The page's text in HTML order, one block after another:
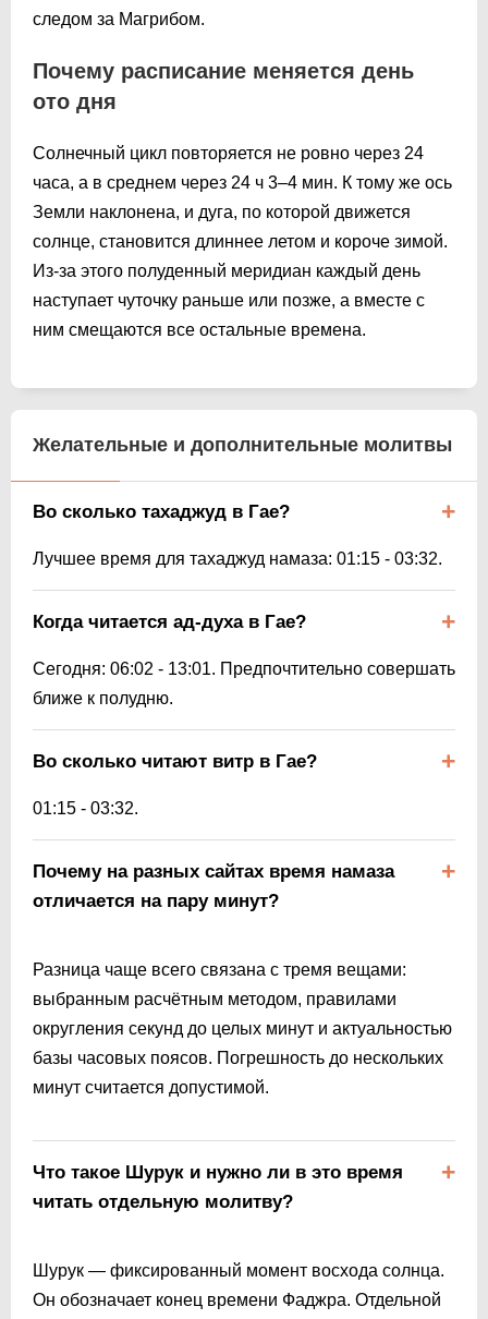
следом за Магрибом.
Почему расписание меняется день
ото дня
Солнечный цикл повторяется не ровно через 24
часа, а в среднем через 24 ч 3–4 мин. К тому же ось
Земли наклонена, и дуга, по которой движется
солнце, становится длиннее летом и короче зимой.
Из-за этого полуденный меридиан каждый день
наступает чуточку раньше или позже, а вместе с
ним смещаются все остальные времена.
Желательные и дополнительные молитвы
Во сколько тахаджуд в Гае?
Лучшее время для тахаджуд намаза: 01:15 - 03:32.
Когда читается ад-духа в Гае?
Сегодня: 06:02 - 13:01. Предпочтительно совершать
ближе к полудню.
Во сколько читают витр в Гае?
01:15 - 03:32.
Почему на разных сайтах время намаза
отличается на пару минут?
Разница чаще всего связана с тремя вещами:
выбранным расчётным методом, правилами
округления секунд до целых минут и актуальностью
базы часовых поясов. Погрешность до нескольких
минут считается допустимой.
Что такое Шурук и нужно ли в это время
читать отдельную молитву?
Шурук — фиксированный момент восхода солнца.
Он обозначает конец времени Фаджра. Отдельной